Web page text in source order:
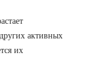
активных
их